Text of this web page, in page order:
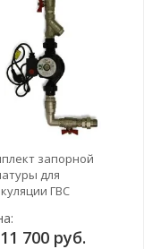
запорной
для
ГВС
11 700 руб.